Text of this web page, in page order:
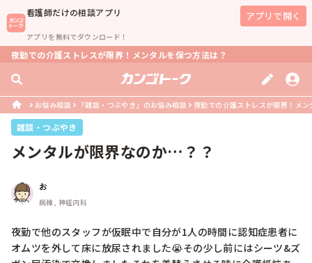
看護師だけの相談アプリ
アプリを無料でダウンロード！
アプリで開く
夜勤での介護ストレスが限界！メンタルを保つ方法は？
お悩み相談 「雑談・つぶやき」のお悩み相談 夜勤での介護ストレスが限界！メ
雑談・つぶやき
メンタルが限界なのか…？？
お
病棟, 神経内科
夜勤で他のスタッフが仮眠中で自分が1人の時間に認知症患者に
オムツを外して床に放尿されました😭その少し前にはシーツ&ズ